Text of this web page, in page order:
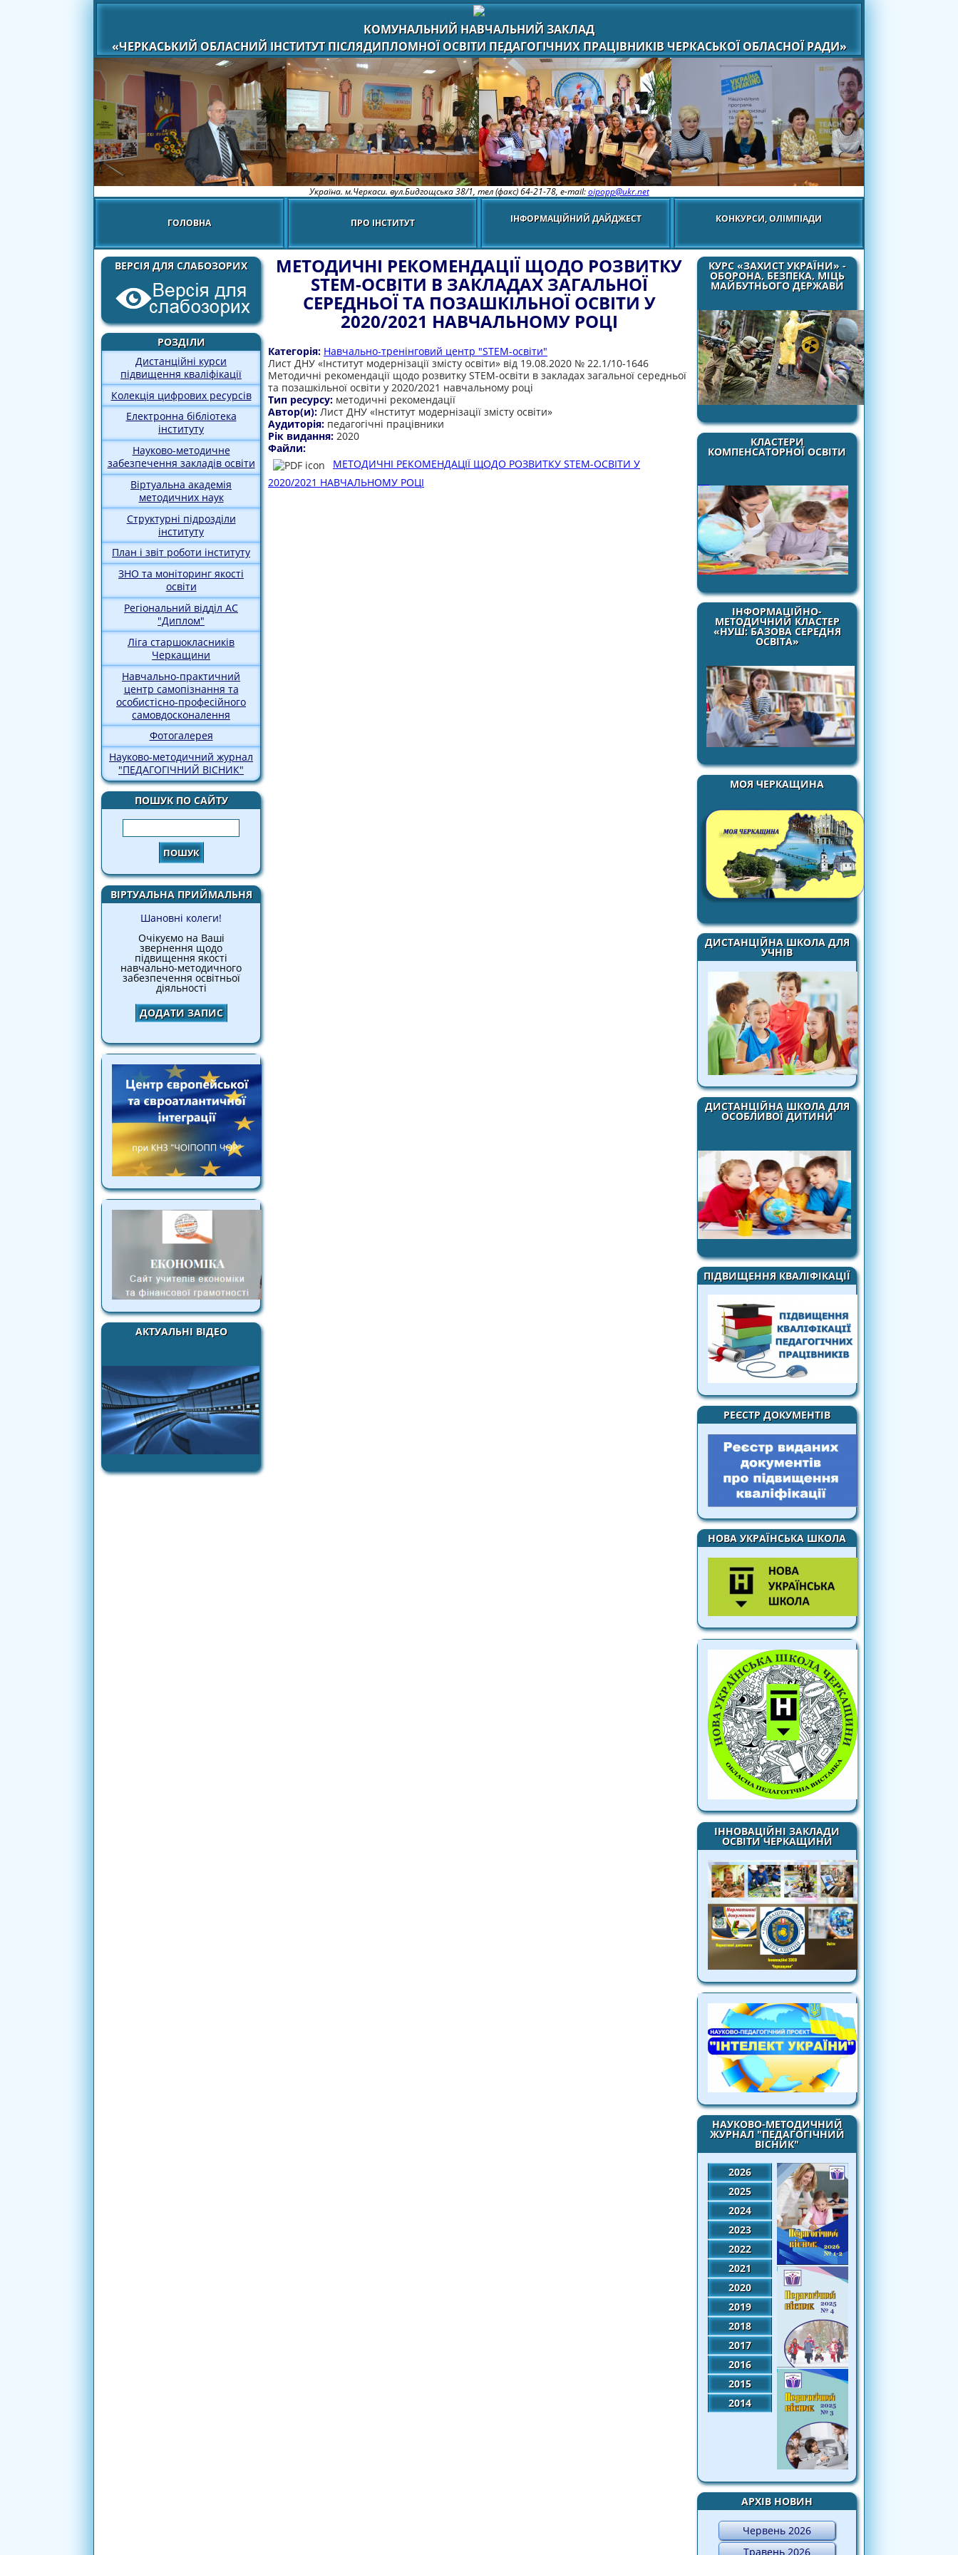
КОМУНАЛЬНИЙ НАВЧАЛЬНИЙ ЗАКЛАД
«ЧЕРКАСЬКИЙ ОБЛАСНИЙ ІНСТИТУТ ПІСЛЯДИПЛОМНОЇ ОСВІТИ ПЕДАГОГІЧНИХ ПРАЦІВНИКІВ ЧЕРКАСЬКОЇ ОБЛАСНОЇ РАДИ»
Україна. м.Черкаси. вул.Бидгощська 38/1, тел (факс) 64-21-78, e-mail:oipopp@ukr.net
ГОЛОВНА ПРО ІНСТИТУТ ІНФОРМАЦІЙНИЙ ДАЙДЖЕСТ КОНКУРСИ, ОЛІМПІАДИ
ВЕРСІЯ ДЛЯ СЛАБОЗОРИХ
РОЗДІЛИ
Дистанційні курси
підвищення кваліфікації
Колекція цифрових ресурсів
Електронна бібліотека
інституту
Науково-методичне
забезпечення закладів освіти
Віртуальна академія
методичних наук
Структурні підрозділи
інституту
План і звіт роботи інституту
ЗНО та моніторинг якості
освіти
Регіональний відділ АС
"Диплом"
Ліга старшокласників
Черкащини
Навчально-практичний
центр самопізнання та
особистісно-професійного
самовдосконалення
Фотогалерея
Науково-методичний журнал
"ПЕДАГОГІЧНИЙ ВІСНИК"
ПОШУК ПО САЙТУ
Пошук
ВІРТУАЛЬНА ПРИЙМАЛЬНЯ
Шановні колеги!
Очікуємо на Ваші
звернення щодо
підвищення якості
навчально-методичного
забезпечення освітньої
діяльності
ДОДАТИ ЗАПИС
АКТУАЛЬНІ ВІДЕО
КУРС «ЗАХИСТ УКРАЇНИ» -
ОБОРОНА, БЕЗПЕКА, МІЦЬ
МАЙБУТНЬОГО ДЕРЖАВИ
КЛАСТЕРИ
КОМПЕНСАТОРНОЇ ОСВІТИ
ІНФОРМАЦІЙНО-
МЕТОДИЧНИЙ КЛАСТЕР
«НУШ: БАЗОВА СЕРЕДНЯ
ОСВІТА»
МОЯ ЧЕРКАЩИНА
ДИСТАНЦІЙНА ШКОЛА ДЛЯ
УЧНІВ
ДИСТАНЦІЙНА ШКОЛА ДЛЯ
ОСОБЛИВОЇ ДИТИНИ
ПІДВИЩЕННЯ КВАЛІФІКАЦІЇ
РЕЄСТР ДОКУМЕНТІВ
НОВА УКРАЇНСЬКА ШКОЛА
ІННОВАЦІЙНІ ЗАКЛАДИ
ОСВІТИ ЧЕРКАЩИНИ
НАУКОВО-МЕТОДИЧНИЙ
ЖУРНАЛ "ПЕДАГОГІЧНИЙ
ВІСНИК"
2026
2025
2024
2023
2022
2021
2020
2019
2018
2017
2016
2015
2014
АРХІВ НОВИН
Червень 2026
Травень 2026
МЕТОДИЧНІ РЕКОМЕНДАЦІЇ ЩОДО РОЗВИТКУ
STEM-ОСВІТИ В ЗАКЛАДАХ ЗАГАЛЬНОЇ
СЕРЕДНЬОЇ ТА ПОЗАШКІЛЬНОЇ ОСВІТИ У
2020/2021 НАВЧАЛЬНОМУ РОЦІ
Категорія: Навчально-тренінговий центр "STEM-освіти"
Лист ДНУ «Інститут модернізації змісту освіти» від 19.08.2020 № 22.1/10-1646
Методичні рекомендації щодо розвитку STEM-освіти в закладах загальної середньої
та позашкільної освіти у 2020/2021 навчальному році
Тип ресурсу: методичні рекомендації
Автор(и): Лист ДНУ «Інститут модернізації змісту освіти»
Аудиторія: педагогічні працівники
Рік видання: 2020
Файли:
МЕТОДИЧНІ РЕКОМЕНДАЦІЇ ЩОДО РОЗВИТКУ STEM-ОСВІТИ У
2020/2021 НАВЧАЛЬНОМУ РОЦІ